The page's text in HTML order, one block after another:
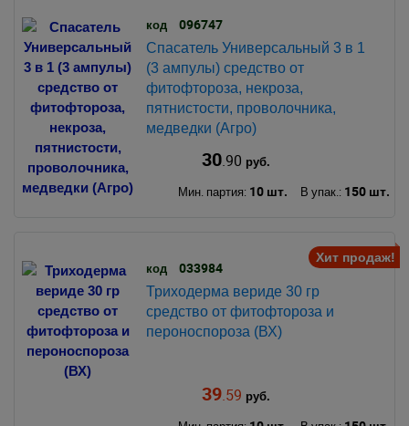
код 096747
Спасатель Универсальный 3 в 1
(3 ампулы) средство от
фитофтороза, некроза,
пятнистости, проволочника,
медведки (Агро)
30.90 руб.
Мин. партия: 10 шт. В упак.: 150 шт.
Хит продаж!
код 033984
Триходерма вериде 30 гр
средство от фитофтороза и
пероноспороза (ВХ)
39.59 руб.